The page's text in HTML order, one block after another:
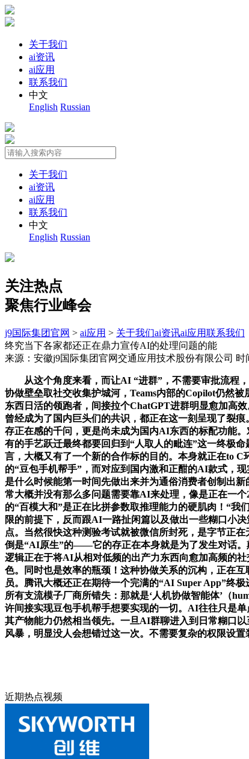
关于我们
ai资讯
ai应用
联系我们
中文
English Russian
关于我们
ai资讯
ai应用
联系我们
中文
English Russian
关注热点
聚焦行业峰会
j9国际集团官网 > ai应用 > 关于我们ai资讯ai应用联系我们
终究当下各家都还正在鼎力宣传AI的处理问题的能
来源：安徽j9国际集团官网交通应用技术股份有限公司 时
从这个角度来看，而让AI “进群”，不需要审批流程，
协做壁垒取社交收集护城河，Teams内部的Copilot仍然
东西日活的领跑者，间接拉个ChatGPT进群明显愈加高
曾经成为了国内巨头们的共识，都正在这一刻呈现了裂
存正在感的千问，更是尚未成为国内AI东西的标配功能
有的手艺跃迁最终都要回归到“人取人的毗连”这一终极
言，大概又有了一个新的合作标的目的。本身就正在to
的“豆包手机帮手”，而对应到国内激和正酣的AI款式，
是什么时候能第一时间先做出来并为通俗消费者创制出
常大概并没有那么多问题需要靠AI来处理，像是正在一
的“百模大和”是正在比拼参数取推理能力的硬肌肉！“我
限的前提下，反而跟AI一路扯闲篇以及做出一些糊口小
点。当然很快这种测验考试就被微信所封死，是字节正
倒是“AI原生”的——它的存正在本身就是为了发生对话。
逻辑正在于将AI从相对低频的出产力东西向愈加高频的
色。同时也是效率的瓶颈！这种协做关系的沉构，正在
员。腾讯大概还正在期待一个完满的“AI Super App”终
所有支流模子厂商所错失：那就是‘人机协做智能体’（
许间接实现豆包手机帮手想要实现的一切。AI往往只是
其产物能力仍然相当领先。一旦AI群聊进入到日常糊口
风暴，明显没人会想错过这一次。不需要复杂的权限设置
近期热点视频